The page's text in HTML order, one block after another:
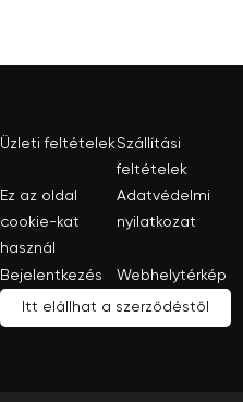
Üzleti feltételekSzállítási
feltételek
Ez az oldal
cookie-kat
használ
Adatvédelmi
nyilatkozat
Bejelentkezés Webhelytérkép
Itt elállhat a szerződéstől